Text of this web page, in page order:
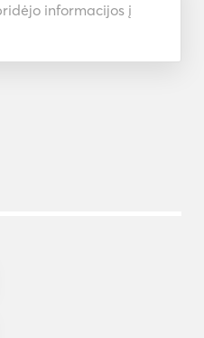
informacijos į